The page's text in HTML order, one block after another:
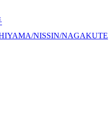
NISSIN/NAGAKUTE